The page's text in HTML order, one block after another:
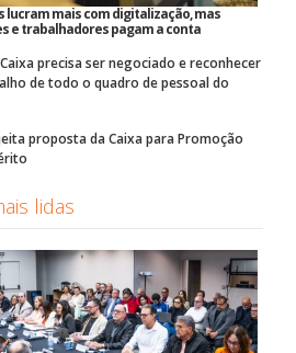
lucram mais com digitalização, mas
e trabalhadores pagam a conta
precisa ser negociado e reconhecer
de todo o quadro de pessoal do
proposta da Caixa para Promoção
lidas